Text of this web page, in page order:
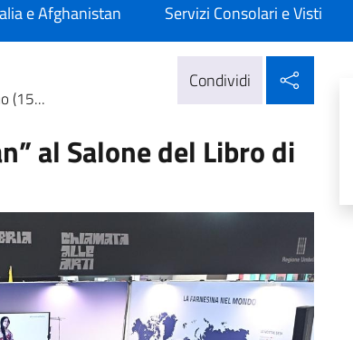
e Afghanistan Servizi Consolari e Visti
(15...
Condividi
al Salone del Libro di